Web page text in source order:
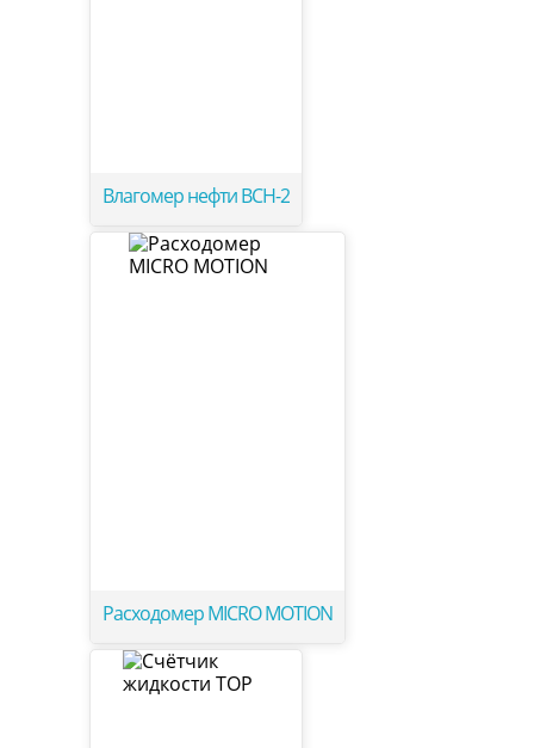
Влагомер нефти ВСН-2
Расходомер MICRO MOTION